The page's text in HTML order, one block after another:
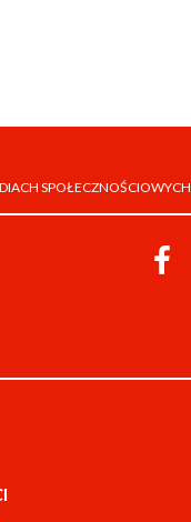
SPOŁECZNOŚCIOWYCH